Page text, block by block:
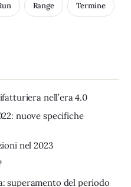
Range Termine
nell’era 4.0
nuove specifiche
nel 2023
superamento del periodo